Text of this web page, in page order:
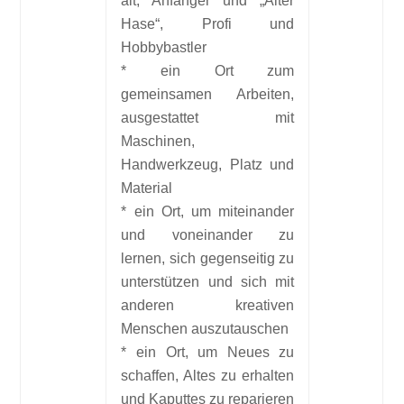
Hase“, Profi und
Hobbybastler
* ein Ort zum
gemeinsamen Arbeiten,
ausgestattet mit
Maschinen,
Handwerkzeug, Platz und
Material
* ein Ort, um miteinander
und voneinander zu
lernen, sich gegenseitig zu
unterstützen und sich mit
anderen kreativen
Menschen auszutauschen
* ein Ort, um Neues zu
schaffen, Altes zu erhalten
und Kaputtes zu reparieren